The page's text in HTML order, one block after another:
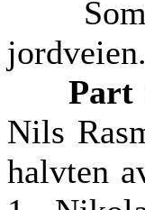
Som
jordveien.
Part
Nils
halvten